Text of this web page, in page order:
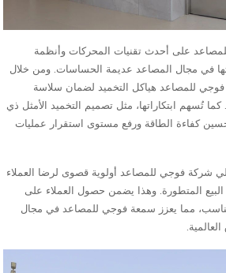
على أحدث تقنيات المحركات وأنظمة
في مجال المصاعد عديمة الحساسات. ومن خلال
للمصاعد هياكل التخميد لضمان سلاسة
كما تُسهم ابتكاراتها، مثل تصميم التخميد الأمثل ذي
كفاءة الطاقة ورفع مستوى استقرار عمليات
شركة فوجي للمصاعد أولوية قصوى لرضا العملاء
المتطورة. وهذا يضمن حصول العملاء على
مما يعزز سمعة فوجي للمصاعد في مجال